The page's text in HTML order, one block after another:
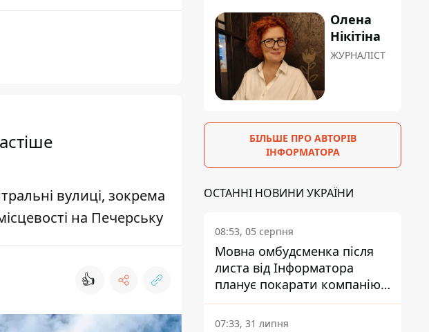
вулиці, зокрема
на Печерську
👍
Олена
Нікітіна
ЖУРНАЛІСТ
БІЛЬШЕ ПРО АВТОРІВ
ІНФОРМАТОРА
ОСТАННІ НОВИНИ УКРАЇНИ
08:53, 05 серпня
Мовна омбудсменка після
листа від Інформатора
планує покарати компанію-
підрядника ПриватБанку
07:33, 31 липня